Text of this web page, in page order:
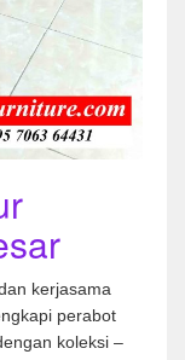
kerjasama
perabot
koleksi –